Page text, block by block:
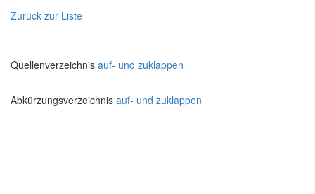
Zurück zur Liste
Quellenverzeichnis auf- und zuklappen
Abkürzungsverzeichnis auf- und zuklappen